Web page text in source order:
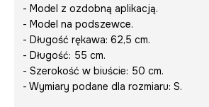
- Model z ozdobną aplikacją.
- Model na podszewce.
- Długość rękawa: 62,5 cm.
- Długość: 55 cm.
- Szerokość w biuście: 50 cm.
- Wymiary podane dla rozmiaru: S.